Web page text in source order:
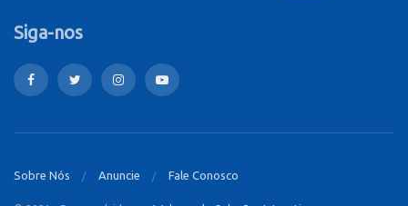
Siga-nos
Sobre Nós Anuncie Fale Conosco